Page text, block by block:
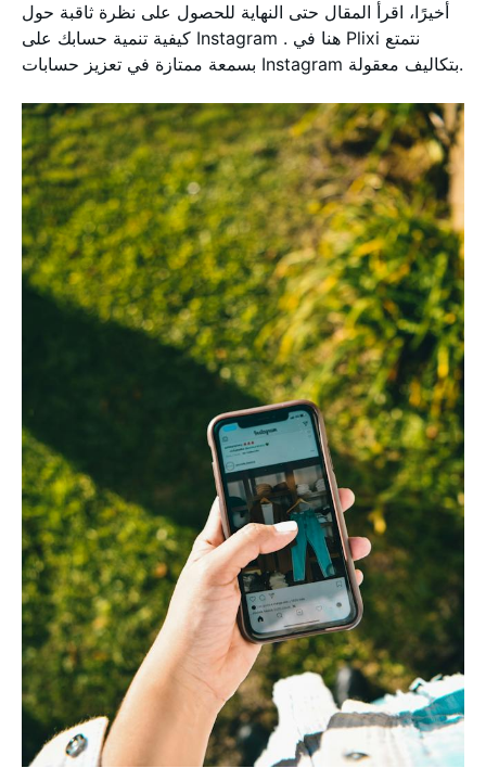
أخيرًا، اقرأ المقال حتى النهاية للحصول على نظرة ثاقبة حول
كيفية تنمية حسابك على Instagram . هنا في Plixi نتمتع
بسمعة ممتازة في تعزيز حسابات Instagram بتكاليف معقولة.